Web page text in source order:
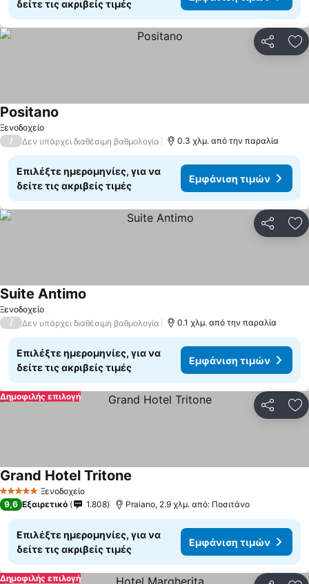
δείτε τις ακριβείς τιμές
Ξενοδοχείο
Positano
/ Δεν υπάρχει διαθέσιμη βαθμολογία 0.3 χλμ. από την παραλία
Επιλέξτε ημερομηνίες, για να
δείτε τις ακριβείς τιμές
Εμφάνιση τιμών
Ξενοδοχείο
Suite Antimo
/ Δεν υπάρχει διαθέσιμη βαθμολογία 0.1 χλμ. από την παραλία
Επιλέξτε ημερομηνίες, για να
δείτε τις ακριβείς τιμές
Εμφάνιση τιμών
Δημοφιλής επιλογή
5 Αστέρια Ξενοδοχείο
Grand Hotel Tritone
9,6 Εξαιρετικό 1.808 Praiano, 2.9 χλμ. από: Ποσιτάνο
Επιλέξτε ημερομηνίες, για να
δείτε τις ακριβείς τιμές
Εμφάνιση τιμών
Δημοφιλής επιλογή